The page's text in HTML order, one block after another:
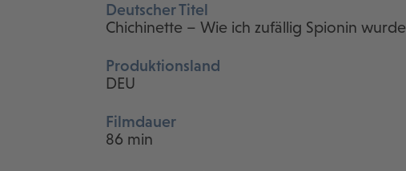
Deutscher Titel
Chichinette – Wie ich zufällig Spionin wurde
Produktionsland
DEU
Filmdauer
86 min